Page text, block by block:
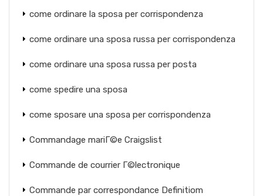
come ordinare la sposa per corrispondenza
come ordinare una sposa russa per corrispondenza
come ordinare una sposa russa per posta
come spedire una sposa
come sposare una sposa per corrispondenza
Commandage mariГ©e Craigslist
Commande de courrier Г©lectronique
Commande par correspondance Definitiom